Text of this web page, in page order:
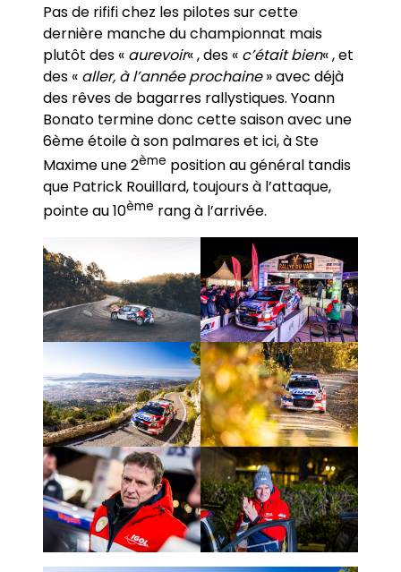
Pas de rififi chez les pilotes sur cette
dernière manche du championnat mais
plutôt des « aurevoir« , des « c’était bien« , et
des « aller, à l’année prochaine» avec déjà
des rêves de bagarres rallystiques. Yoann
Bonato termine donc cette saison avec une
6ème étoile à son palmares et ici, à Ste
Maxime une 2ème position au général tandis
que Patrick Rouillard, toujours à l’attaque,
pointe au 10ème rang à l’arrivée.